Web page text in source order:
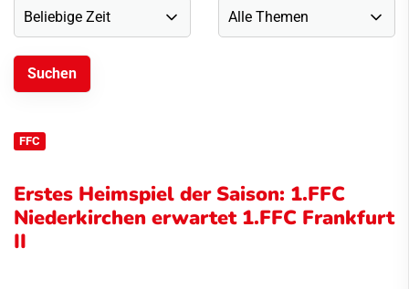
FFC
Erstes Heimspiel der Saison: 1.FFC
Niederkirchen erwartet 1.FFC Frankfurt
II